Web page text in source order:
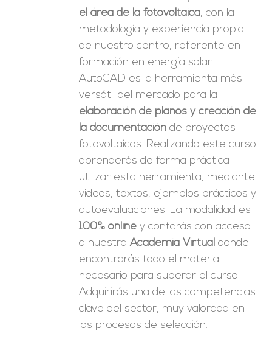
el área de la fotovoltaica, con la
metodología y experiencia propia
de nuestro centro, referente en
formación en energía solar.
AutoCAD es la herramienta más
versátil del mercado para la
elaboración de planos y creación de
la documentación de proyectos
fotovoltaicos. Realizando este curso
aprenderás de forma práctica
utilizar esta herramienta, mediante
videos, textos, ejemplos prácticos y
autoevaluaciones. La modalidad es
100% online y contarás con acceso
a nuestraAcademia Virtual donde
encontrarás todo el material
necesario para superar el curso.
Adquirirás una de las competencias
clave del sector, muy valorada en
los procesos de selección.